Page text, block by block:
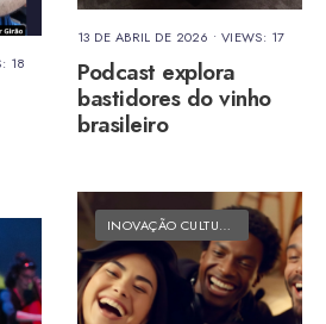
13 DE ABRIL DE 2026 • VIEWS: 17
Podcast explora
bastidores do vinho
brasileiro
18
INOVAÇÃO CULTURAL •MATÉRIAS
MATÉRIAS DO FOLK